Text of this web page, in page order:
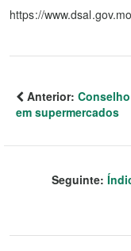
https://
Anterior:
em supermercados
Seguinte: